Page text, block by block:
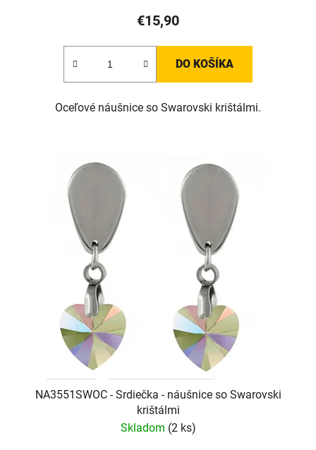
€15,90
DO KOŠÍKA
Oceľové náušnice so Swarovski krištálmi.
NA3551SWOC - Srdiečka - náušnice so Swarovski
krištálmi
Skladom (2 ks)